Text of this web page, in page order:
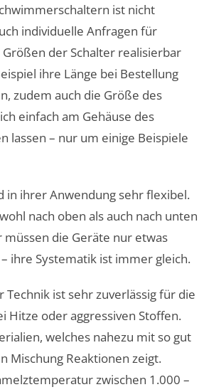
ist nicht
individuelle Anfragen für
der Schalter realisierbar
ihre Länge bei Bestellung
zudem auch die Größe des
einfach am Gehäuse des
lassen – nur um einige Beispiele
in ihrer Anwendung sehr flexibel.
nach oben als auch nach unten
die Geräte nur etwas
ihre Systematik ist immer gleich.
Technik ist sehr zuverlässig für die
Hitze oder aggressiven Stoffen.
welches nahezu mit so gut
Mischung Reaktionen zeigt.
zwischen 1.000 –